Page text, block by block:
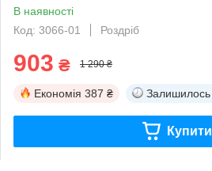
В наявності
Код: 3066-01
Роздріб
903 ₴ 1 290 ₴
Економія 387 ₴ Залишилось
Купити